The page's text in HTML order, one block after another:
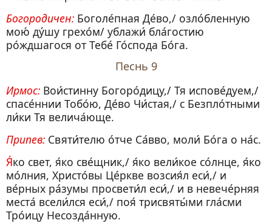
Богородичен: Боголе́пная Де́во,/ озло́бленную
мою́ ду́шу грехо́м/ ублажи́ бла́гостию
ро́ждшагося от Тебе́ Го́спода Бо́га.
Песнь 9
Ирмос: Вои́стинну Богоро́дицу,/ Тя испове́дуем,/
спасе́ннии Тобо́ю, Де́во Чи́стая,/ с Безпло́тными
ли́ки Тя велича́юще.
Припев: Святи́телю о́тче Са́вво, моли́ Бо́га о на́с.
Я́ко свет, я́ко све́щник,/ я́ко вели́кое со́лнце, я́ко
мо́лния, Христо́вы Це́ркве возсия́л еси́,/ и
ве́рных ра́зумы просвети́л еси́,/ и в невече́рняя
места́ всели́лся еси́,/ поя́ трисвяты́ми гла́сми
Тро́ицу Несозда́нную.